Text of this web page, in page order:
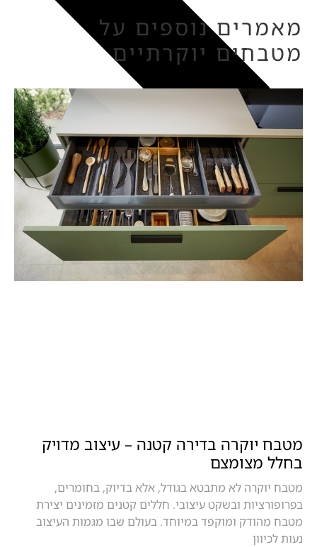
מאמרים נוספים על
מטבחים יוקרתיים
מטבח יוקרה בדירה קטנה – עיצוב מדויק
בחלל מצומצם
מטבח יוקרה לא מתבטא בגודל, אלא בדיוק, בחומרים,
בפרופורציות ובשקט עיצובי. חללים קטנים מזמינים יצירת
מטבח מהודק ומוקפד במיוחד. בעולם שבו מגמות העיצוב
נעות לכיוון